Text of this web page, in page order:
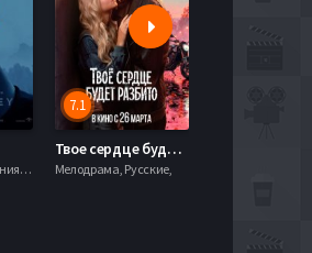
Боевик , Приключения, Фэнтези,
7.1
Твое сердце будет разбито (2026)
Мелодрама, Русские,